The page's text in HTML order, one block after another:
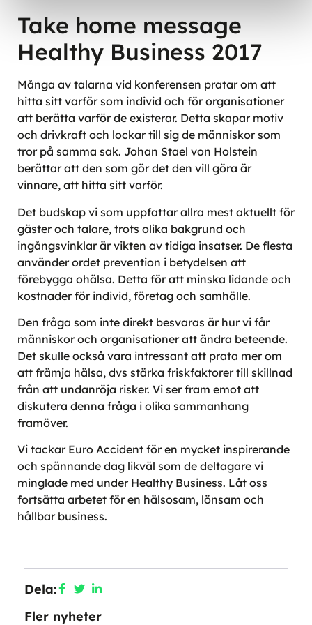
Take home message
Healthy Business 2017
Många av talarna vid konferensen pratar om att
hitta sitt varför som individ och för organisationer
att berätta varför de existerar. Detta skapar motiv
och drivkraft och lockar till sig de människor som
tror på samma sak. Johan Stael von Holstein
berättar att den som gör det den vill göra är
vinnare, att hitta sitt varför.
Det budskap vi som uppfattar allra mest aktuellt för
gäster och talare, trots olika bakgrund och
ingångsvinklar är vikten av tidiga insatser. De flesta
använder ordet prevention i betydelsen att
förebygga ohälsa. Detta för att minska lidande och
kostnader för individ, företag och samhälle.
Den fråga som inte direkt besvaras är hur vi får
människor och organisationer att ändra beteende.
Det skulle också vara intressant att prata mer om
att främja hälsa, dvs stärka friskfaktorer till skillnad
från att undanröja risker. Vi ser fram emot att
diskutera denna fråga i olika sammanhang
framöver.
Vi tackar Euro Accident för en mycket inspirerande
och spännande dag likväl som de deltagare vi
minglade med under Healthy Business. Låt oss
fortsätta arbetet för en hälsosam, lönsam och
hållbar business.
Dela:
Fler nyheter